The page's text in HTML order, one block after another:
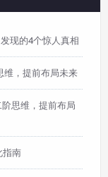
现的4个惊人真相
维，提前布局未来
思维，提前布局
指南